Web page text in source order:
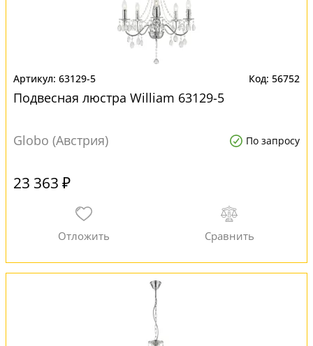
63129-5 56752
Подвесная люстра William 63129-5
Globo (Австрия) По запросу
23 363 ₽